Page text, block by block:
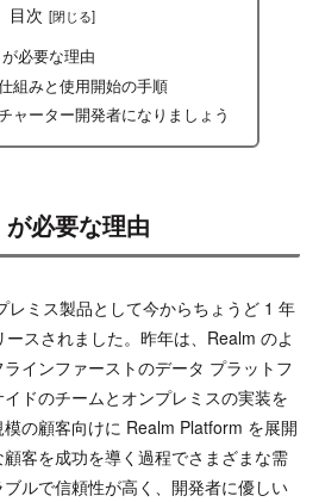
目次
必要な理由
組みと使用開始の手順
ャーター開発者になりましょう
必要な理由
レミス製品として今からちょうど 1 年
スされました。昨年は、Realm のよ
インファーストのデータ プラットフ
ドのチームとオンプレミスの実装を
の顧客向けに Realm Platform を展開
客を成功を導く過程でさまざまな需
ルで信頼性が高く、開発者に優しい